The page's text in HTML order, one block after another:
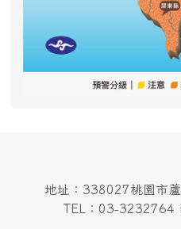
地址：338027桃園市
TEL：03-3232764